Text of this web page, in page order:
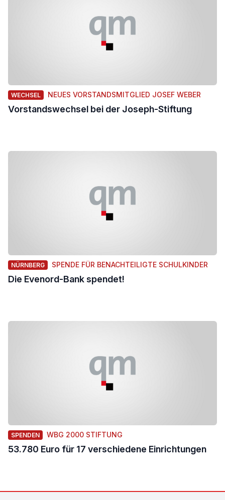
WECHSEL NEUES VORSTANDSMITGLIED JOSEF WEBER
Vorstandswechsel bei der Joseph-Stiftung
NÜRNBERG SPENDE FÜR BENACHTEILIGTE SCHULKINDER
Die Evenord-Bank spendet!
SPENDEN WBG 2000 STIFTUNG
53.780 Euro für 17 verschiedene Einrichtungen